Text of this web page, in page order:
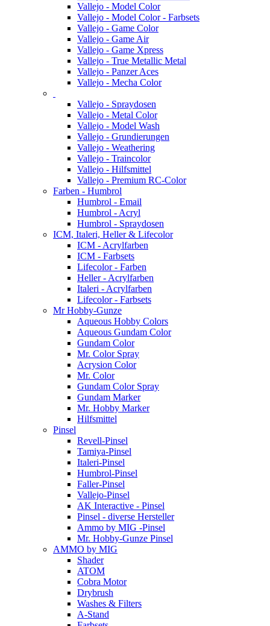
Vallejo - Model Color
Vallejo - Model Color - Farbsets
Vallejo - Game Color
Vallejo - Game Air
Vallejo - Game Xpress
Vallejo - True Metallic Metal
Vallejo - Panzer Aces
Vallejo - Mecha Color
Vallejo - Spraydosen
Vallejo - Metal Color
Vallejo - Model Wash
Vallejo - Grundierungen
Vallejo - Weathering
Vallejo - Traincolor
Vallejo - Hilfsmittel
Vallejo - Premium RC-Color
Farben - Humbrol
Humbrol - Email
Humbrol - Acryl
Humbrol - Spraydosen
ICM, Italeri, Heller & Lifecolor
ICM - Acrylfarben
ICM - Farbsets
Lifecolor - Farben
Heller - Acrylfarben
Italeri - Acrylfarben
Lifecolor - Farbsets
Mr Hobby-Gunze
Aqueous Hobby Colors
Aqueous Gundam Color
Gundam Color
Mr. Color Spray
Acrysion Color
Mr. Color
Gundam Color Spray
Gundam Marker
Mr. Hobby Marker
Hilfsmittel
Pinsel
Revell-Pinsel
Tamiya-Pinsel
Italeri-Pinsel
Humbrol-Pinsel
Faller-Pinsel
Vallejo-Pinsel
AK Interactive - Pinsel
Pinsel - diverse Hersteller
Ammo by MIG -Pinsel
Mr. Hobby-Gunze Pinsel
AMMO by MIG
Shader
ATOM
Cobra Motor
Drybrush
Washes & Filters
A-Stand